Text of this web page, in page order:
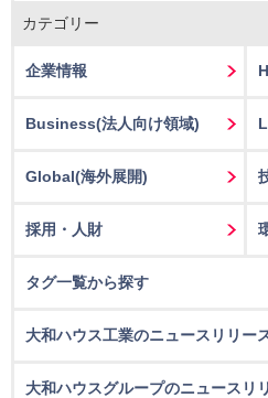
カテゴリー
企業情報
Business(法人向け領域)
Global(海外展開)
採用・人財
タグ一覧から探す
大和ハウス工業のニュースリリー
大和ハウスグループのニュースリ